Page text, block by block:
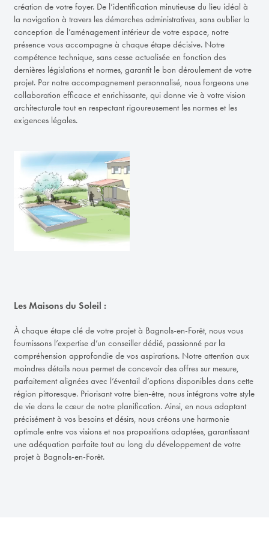
création de votre foyer. De l’identification minutieuse du lieu idéal à
la navigation à travers les démarches administratives, sans oublier la
conception de l’aménagement intérieur de votre espace, notre
présence vous accompagne à chaque étape décisive. Notre
compétence technique, sans cesse actualisée en fonction des
dernières législations et normes, garantit le bon déroulement de votre
projet. Par notre accompagnement personnalisé, nous forgeons une
collaboration efficace et enrichissante, qui donne vie à votre vision
architecturale tout en respectant rigoureusement les normes et les
exigences légales.
Les Maisons du Soleil :
À chaque étape clé de votre projet à Bagnols-en-Forêt, nous vous
fournissons l’expertise d’un conseiller dédié, passionné par la
compréhension approfondie de vos aspirations. Notre attention aux
moindres détails nous permet de concevoir des offres sur mesure,
parfaitement alignées avec l’éventail d’options disponibles dans cette
région pittoresque. Priorisant votre bien-être, nous intégrons votre style
de vie dans le cœur de notre planification. Ainsi, en nous adaptant
précisément à vos besoins et désirs, nous créons une harmonie
optimale entre vos visions et nos propositions adaptées, garantissant
une adéquation parfaite tout au long du développement de votre
projet à Bagnols-en-Forêt.